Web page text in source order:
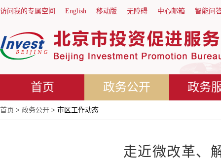
访问我的专属空间 English 移动版 无障碍 中心邮箱 智能问
首页 政务公开 政务
首页 > 政务公开 > 市区工作动态
走近微改革、